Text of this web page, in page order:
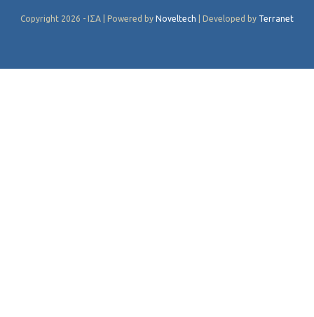
Copyright 2026 - ΙΣΑ | Powered by Noveltech | Developed by Terranet